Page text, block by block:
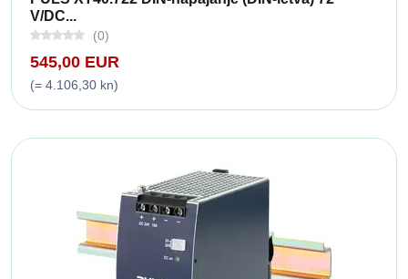
V/DC...
(0)
545,00 EUR
(= 4.106,30 kn)